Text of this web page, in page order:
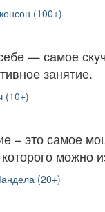
(100+)
— самое
занятие.
(10+)
– это самое
можно
(20+)